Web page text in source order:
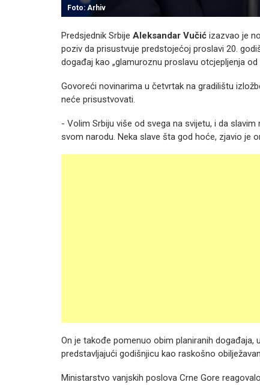
Foto: Arhiv
Predsjednik Srbije Aleksandar Vučić izazvao je
poziv da prisustvuje predstojećoj proslavi 20.
događaj kao „glamuroznu proslavu otcjepljenja od
Govoreći novinarima u četvrtak na gradilištu
neće prisustvovati.
- Volim Srbiju više od svega na svijetu, i da
svom narodu. Neka slave šta god hoće, zjavio je
On je takođe pomenuo obim planiranih događaja,
predstavljajući godišnjicu kao raskošno
Ministarstvo vanjskih poslova Crne Gore